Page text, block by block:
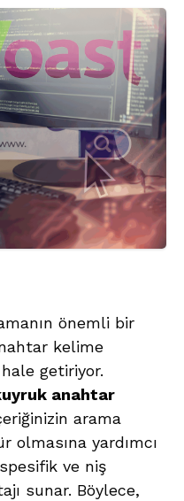
önemli bir
kelime
getiriyor.
anahtar
arama
olmasına yardımcı
ve niş
sunar. Böylece,